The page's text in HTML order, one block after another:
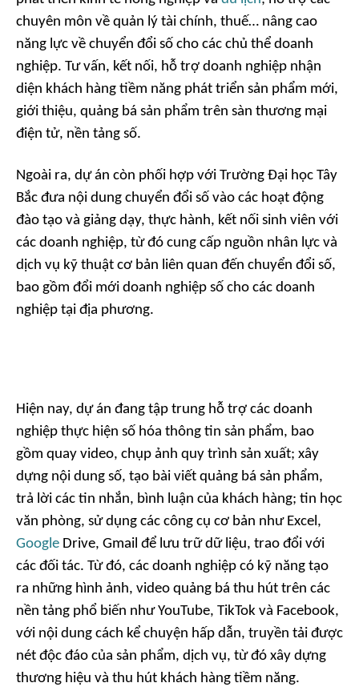
chuyên môn về quản lý tài chính, thuế… nâng cao
năng lực về chuyển đổi số cho các chủ thể doanh
nghiệp. Tư vấn, kết nối, hỗ trợ doanh nghiệp nhận
diện khách hàng tiềm năng phát triển sản phẩm mới,
giới thiệu, quảng bá sản phẩm trên sàn thương mại
điện tử, nền tảng số.
Ngoài ra, dự án còn phối hợp với Trường Đại học Tây
Bắc đưa nội dung chuyển đổi số vào các hoạt động
đào tạo và giảng dạy, thực hành, kết nối sinh viên với
các doanh nghiệp, từ đó cung cấp nguồn nhân lực và
dịch vụ kỹ thuật cơ bản liên quan đến chuyển đổi số,
bao gồm đổi mới doanh nghiệp số cho các doanh
nghiệp tại địa phương.
Hiện nay, dự án đang tập trung hỗ trợ các doanh
nghiệp thực hiện số hóa thông tin sản phẩm, bao
gồm quay video, chụp ảnh quy trình sản xuất; xây
dựng nội dung số, tạo bài viết quảng bá sản phẩm,
trả lời các tin nhắn, bình luận của khách hàng; tin học
văn phòng, sử dụng các công cụ cơ bản như Excel,
Google Drive, Gmail để lưu trữ dữ liệu, trao đổi với
các đối tác. Từ đó, các doanh nghiệp có kỹ năng tạo
ra những hình ảnh, video quảng bá thu hút trên các
nền tảng phổ biến như YouTube, TikTok và Facebook,
với nội dung cách kể chuyện hấp dẫn, truyền tải được
nét độc đáo của sản phẩm, dịch vụ, từ đó xây dựng
thương hiệu và thu hút khách hàng tiềm năng.